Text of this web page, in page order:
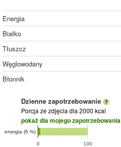
Energia
Białko
Tłuszcz
Węglowodany
Błonnik
Dzienne zapotrzebowanie
Porcja ze zdjęcia dla 2000 kcal
pokaż dla mojego zapotrzebowania
0 100
energia (6 %)